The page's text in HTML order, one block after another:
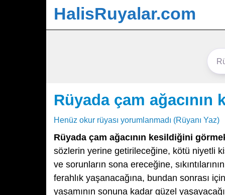
HalisRuyalar.com
Rüyada çam
Henüz okur rüyası yorumlanmadı (Rüyanı Yaz)
Rüyada çam ağacının kesildiğini
sözlerin yerine getirileceğine, kötü niyetli
ve sorunların sona ereceğine,
ferahlık yaşanacağına, bundan sonrası
yaşamının sonuna kadar güzel